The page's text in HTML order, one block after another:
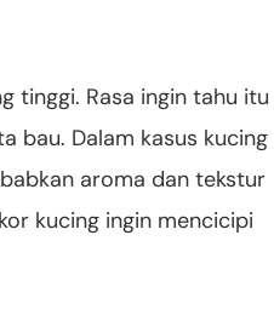
tinggi. Rasa ingin tahu itu
bau. Dalam kasus kucing
aroma dan tekstur
kucing ingin mencicipi